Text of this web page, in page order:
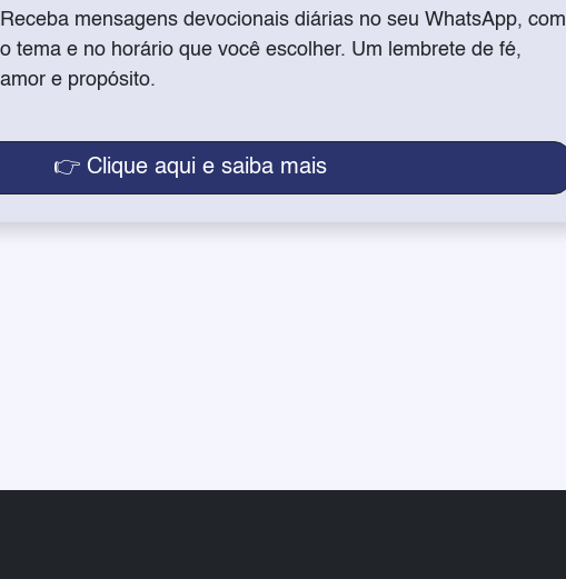
Receba mensagens devocionais diárias no seu WhatsApp, com
o tema e no horário que você escolher. Um lembrete de fé,
amor e propósito.
👉 Clique aqui e saiba mais